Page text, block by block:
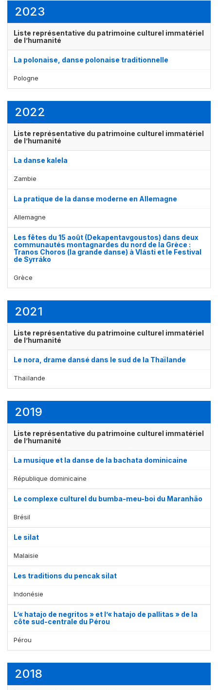
2023
Liste représentative du patrimoine culturel immatériel
de l’humanité
La polonaise, danse polonaise traditionnelle
Pologne
2022
Liste représentative du patrimoine culturel immatériel
de l’humanité
La danse kalela
Zambie
La pratique de la danse moderne en Allemagne
Allemagne
Les fêtes du 15 août (Dekapentavgoustos) dans deux
communautés montagnardes du nord de la Grèce :
Tranos Choros (la grande danse) à Vlásti et le Festival
de Syrráko
Grèce
2021
Liste représentative du patrimoine culturel immatériel
de l’humanité
Le nora, drame dansé dans le sud de la Thaïlande
Thaïlande
2019
Liste représentative du patrimoine culturel immatériel
de l’humanité
La musique et la danse de la bachata dominicaine
République dominicaine
Le complexe culturel du bumba-meu-boi du Maranhão
Brésil
Le silat
Malaisie
Les traditions du pencak silat
Indonésie
L’« hatajo de negritos » et l’« hatajo de pallitas » de la
côte sud-centrale du Pérou
Pérou
2018